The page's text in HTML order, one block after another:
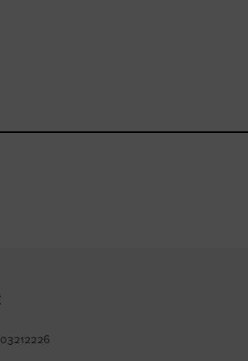
happysizes/
user/